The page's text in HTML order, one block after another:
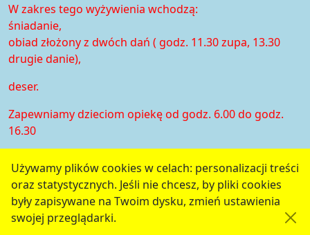
Używamy plików cookies w celach: personalizacji treści
oraz statystycznych. Jeśli nie chcesz, by pliki cookies
były zapisywane na Twoim dysku, zmień ustawienia
swojej przeglądarki.
W zakres tego wyżywienia wchodzą:
śniadanie,
obiad złożony z dwóch dań ( godz. 11.30 zupa, 13.30
drugie danie),
deser.
Zapewniamy dzieciom opiekę od godz. 6.00 do godz.
16.30
Historia zmian
serwis jest częścią portalu miejskiegowww.chojnow.eu
przygotowanego przez
MEDIART (w
współudziale Urzędu Miejskiego w Chojnowie